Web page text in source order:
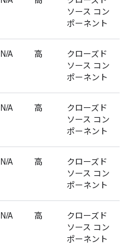
ソース コン
ポーネント
N/A 高
クローズド
ソース コン
ポーネント
N/A 高
クローズド
ソース コン
ポーネント
N/A 高
クローズド
ソース コン
ポーネント
N/A 高
クローズド
ソース コン
ポーネント